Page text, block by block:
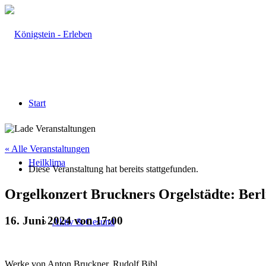
Start
Heilklima
Aktiv & Gesund
« Alle Veranstaltungen
Diese Veranstaltung hat bereits stattgefunden.
Orgelkonzert Bruckners Orgelstädte:
16. Juni 2024 von 17:00
Werke von Anton Bruckner, Rudolf Bibl,